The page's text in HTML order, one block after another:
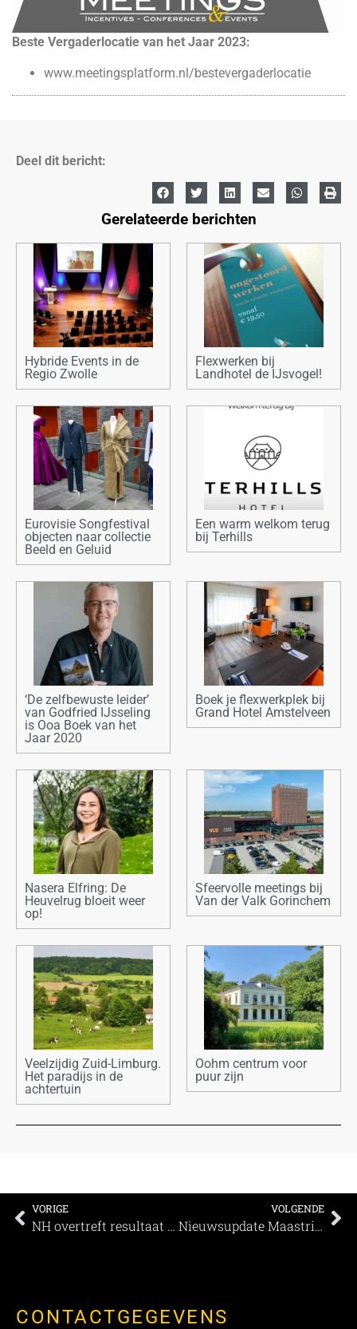
Beste Vergaderlocatie van het Jaar 2023:
www.meetingsplatform.nl/bestevergaderlocatie
Deel dit bericht:
Gerelateerde berichten
Hybride Events in de
Regio Zwolle
Flexwerken bij
Landhotel de IJsvogel!
Eurovisie Songfestival
objecten naar collectie
Beeld en Geluid
Een warm welkom terug
bij Terhills
‘De zelfbewuste leider’
van Godfried IJsseling
is Ooa Boek van het
Jaar 2020
Boek je flexwerkplek bij
Grand Hotel Amstelveen
Nasera Elfring: De
Heuvelrug bloeit weer
op!
Sfeervolle meetings bij
Van der Valk Gorinchem
Veelzijdig Zuid-Limburg.
Het paradijs in de
achtertuin
Oohm centrum voor
puur zijn
VORIGE
NH overtreft resultaat van 2019 met een omzet van 1,03 miljard Euro en een winst van 45 miljoen Euro
VOLGENDE
Nieuwsupdate Maastricht Convention Bureau
CONTACTGEGEVENS